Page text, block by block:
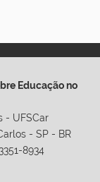
Educação no
- UFSCar
- SP - BR
8934